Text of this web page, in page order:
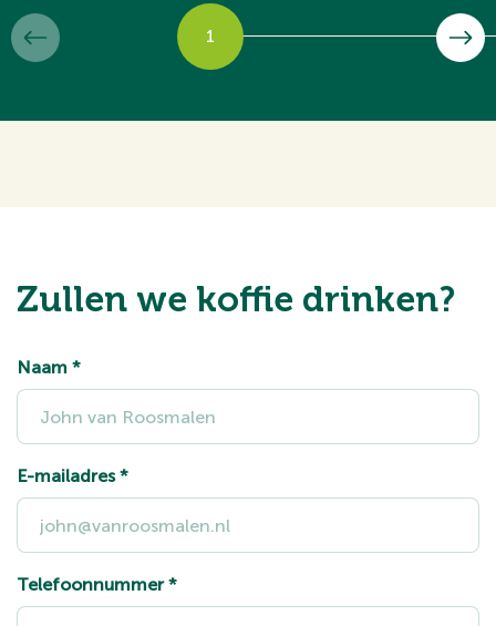
1
Zullen we koffie drinken?
Naam *
E-mailadres*
Telefoonnummer*